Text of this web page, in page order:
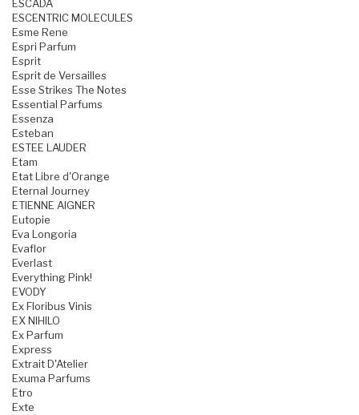
ESCADA
ESCENTRIC MOLECULES
Esme Rene
Espri Parfum
Esprit
Esprit de Versailles
Esse Strikes The Notes
Essential Parfums
Essenza
Esteban
ESTEE LAUDER
Etam
Etat Libre d'Orange
Eternal Journey
ETIENNE AIGNER
Eutopie
Eva Longoria
Evaflor
Everlast
Everything Pink!
EVODY
Ex Floribus Vinis
EX NIHILO
Ex Parfum
Express
Extrait D'Atelier
Exuma Parfums
Etro
Exte